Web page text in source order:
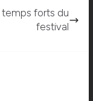
temps forts du
festival